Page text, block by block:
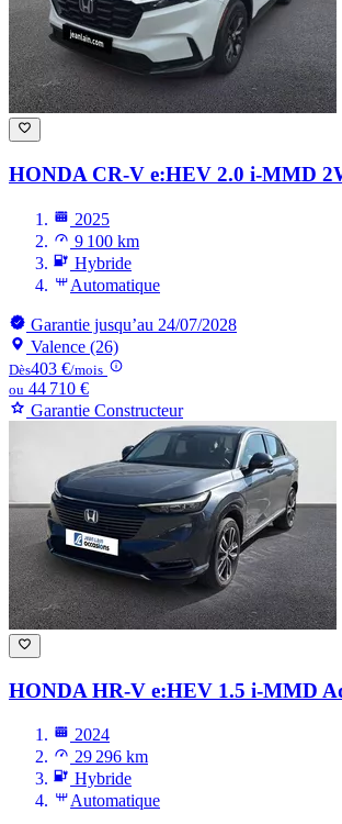
HONDA CR-V e:HEV 2.0 i-MMD
2025
9 100 km
Hybride
Automatique
Garantie jusqu’au 24/07/2028
Valence (26)
Dès403 €/mois
ou 44 710 €
Garantie Constructeur
HONDA HR-V e:HEV 1.5 i-MMD
2024
29 296 km
Hybride
Automatique